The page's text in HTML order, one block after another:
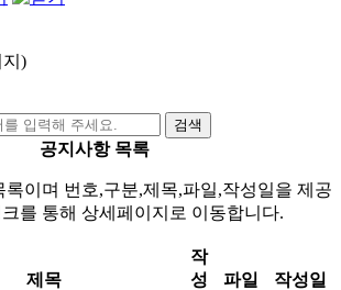
지)
공지사항 목록
록이며 번호,구분,제목,파일,작성일을 제공
를 통해 상세페이지로 이동합니다.
제목
작
성
파일 작성일